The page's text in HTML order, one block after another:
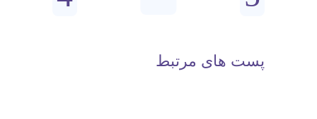
پست های مرتبط